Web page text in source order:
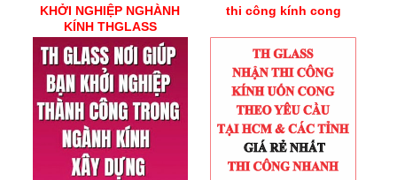
KHỞI NGHIỆP NGHÀNH
KÍNH THGLASS
thi công kính cong